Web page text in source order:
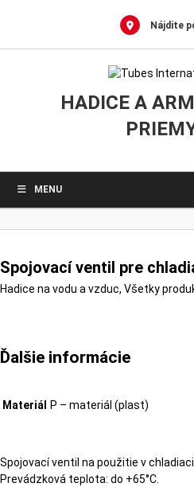
Nájdite
HADICE A
MENU
Spojovací ventil pre
Hadice na vodu a vzduc, Všetky
Ďalšie informácie
Materiál P – materiál (plast)
Spojovací ventil na použitie v
Prevádzková teplota: do +65°C.